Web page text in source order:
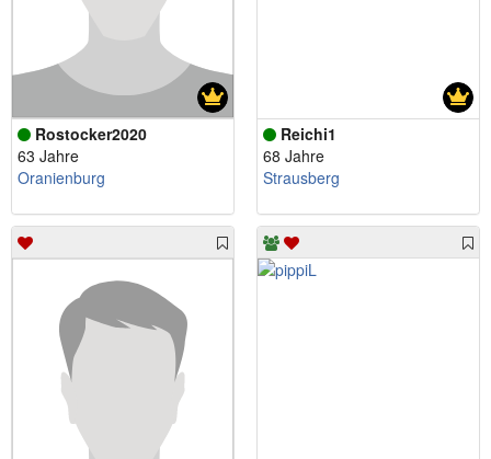
Rostocker2020
63 Jahre
Oranienburg
Reichi1
68 Jahre
Strausberg